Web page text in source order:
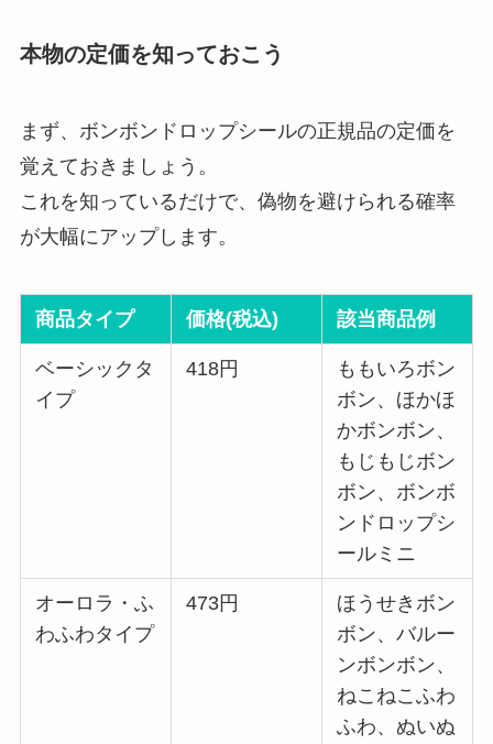
本物の定価を知っておこう
まず、ボンボンドロップシールの正規品の定価を
覚えておきましょう。
これを知っているだけで、偽物を避けられる確率
が大幅にアップします。
商品タイプ 価格(税込) 該当商品例
ベーシックタ
イプ
418円
ももいろボン
ボン、ほかほ
かボンボン、
もじもじボン
ボン、ボンボ
ンドロップシ
ールミニ
オーロラ・ふ
わふわタイプ
473円
ほうせきボン
ボン、バルー
ンボンボン、
ねこねこふわ
ふわ、ぬいぬ